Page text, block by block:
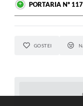
PORTARIA Nº
GOSTEI